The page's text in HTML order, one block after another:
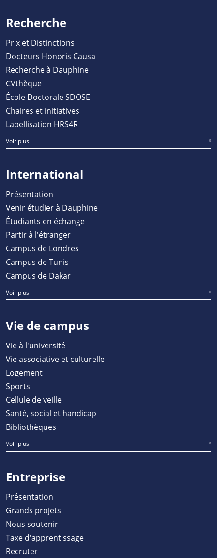
Recherche
Prix et Distinctions
Docteurs Honoris Causa
Recherche à Dauphine
CVthèque
École Doctorale SDOSE
Chaires et initiatives
Labellisation HRS4R
Voir plus
International
Présentation
Venir étudier à Dauphine
Étudiants en échange
Partir à l'étranger
Campus de Londres
Campus de Tunis
Campus de Dakar
Voir plus
Vie de campus
Vie à l'université
Vie associative et culturelle
Logement
Sports
Cellule de veille
Santé, social et handicap
Bibliothèques
Voir plus
Entreprise
Présentation
Grands projets
Nous soutenir
Taxe d'apprentissage
Recruter